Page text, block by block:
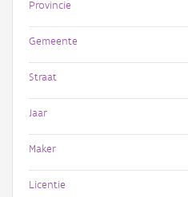
Provincie
Gemeente
Straat
Jaar
Maker
Licentie